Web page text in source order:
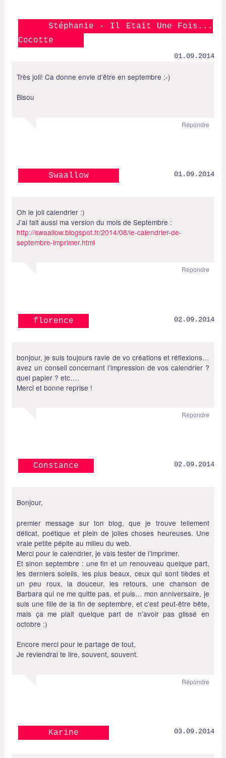
Stéphanie - Il Etait Une Fois...
Cocotte
01.09.2014
Très joli! Ca donne envie d’être en septembre ;-)
Bisou
Répondre
Swaallow 01.09.2014
Oh le joli calendrier :)
J’ai fait aussi ma version du mois de Septembre :
http://swaallow.blogspot.fr/2014/08/le-calendrier-de-
septembre-imprimer.html
Répondre
florence 02.09.2014
bonjour, je suis toujours ravie de vo créations et réflexions…
avez un conseil concernant l’impression de vos calendrier ?
quel papier ? etc….
Merci et bonne reprise !
Répondre
Constance 02.09.2014
Bonjour,
premier message sur ton blog, que je trouve tellement
délicat, poétique et plein de jolies choses heureuses. Une
vraie petite pépite au milieu du web.
Merci pour le calendrier, je vais tester de l’imprimer.
Et sinon septembre : une fin et un renouveau quelque part,
les derniers soleils, les plus beaux, ceux qui sont tièdes et
un peu roux, la douceur, les retours, une chanson de
Barbara qui ne me quitte pas, et puis… mon anniversaire, je
suis une fille de la fin de septembre, et c’est peut-être bête,
mais ça me plait quelque part de n’avoir pas glissé en
octobre :)
Encore merci pour le partage de tout,
Je reviendrai te lire, souvent, souvent.
Répondre
Karine 03.09.2014